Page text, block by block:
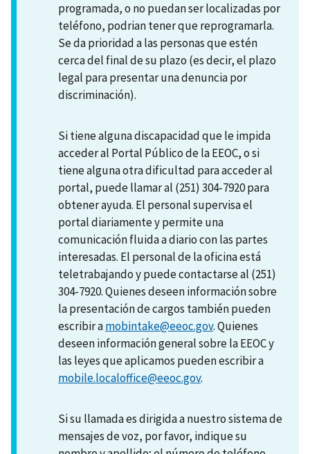
programada, o no puedan ser localizadas por
teléfono, podrian tener que reprogramarla.
Se da prioridad a las personas que estén
cerca del final de su plazo (es decir, el plazo
legal para presentar una denuncia por
discriminación).
Si tiene alguna discapacidad que le impida
acceder al Portal Público de la EEOC, o si
tiene alguna otra dificultad para acceder al
portal, puede llamar al (251) 304-7920 para
obtener ayuda. El personal supervisa el
portal diariamente y permite una
comunicación fluida a diario con las partes
interesadas. El personal de la oficina está
teletrabajando y puede contactarse al (251)
304-7920. Quienes deseen información sobre
la presentación de cargos también pueden
escribir amobintake@eeoc.gov. Quienes
deseen información general sobre la EEOC y
las leyes que aplicamos pueden escribir a
mobile.localoffice@eeoc.gov.
Si su llamada es dirigida a nuestro sistema de
mensajes de voz, por favor, indique su